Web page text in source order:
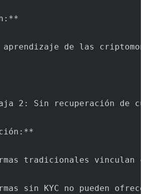
aprendizaje de las
2: Sin recuperación de
tradicionales vinculan
sin KYC no pueden